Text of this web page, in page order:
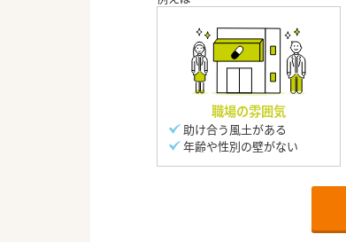
職場の雰囲気
助け合う風土がある
年齢や性別の壁がない